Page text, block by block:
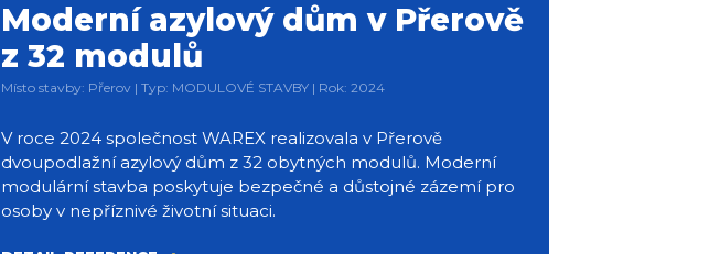
Moderní azylový dům v Přerově
z 32 modulů
Místo stavby: Přerov | Typ: MODULOVÉ STAVBY | Rok: 2024
V roce 2024 společnost WAREX realizovala v Přerově
dvoupodlažní azylový dům z 32 obytných modulů. Moderní
modulární stavba poskytuje bezpečné a důstojné zázemí pro
osoby v nepříznivé životní situaci.